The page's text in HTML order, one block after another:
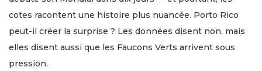
cotes racontent une histoire plus nuancée. Porto Rico
peut-il créer la surprise ? Les données disent non, mais
elles disent aussi que les Faucons Verts arrivent sous
pression.